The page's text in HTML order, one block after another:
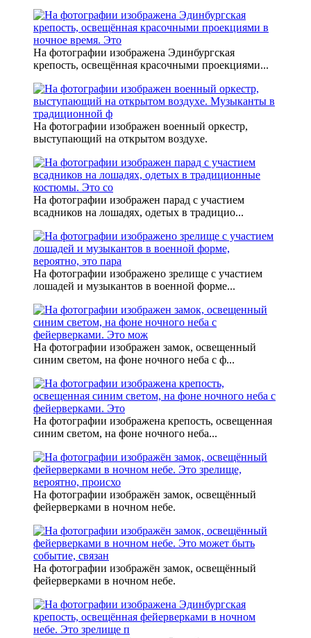
На фотографии изображена Эдинбургская
крепость, освещённая красочными проекциями...
На фотографии изображен военный оркестр,
выступающий на открытом воздухе.
На фотографии изображен парад с участием
всадников на лошадях, одетых в традицио...
На фотографии изображено зрелище с участием
лошадей и музыкантов в военной форме...
На фотографии изображен замок, освещенный
синим светом, на фоне ночного неба с ф...
На фотографии изображена крепость, освещенная
синим светом, на фоне ночного неба...
На фотографии изображён замок, освещённый
фейерверками в ночном небе.
На фотографии изображён замок, освещённый
фейерверками в ночном небе.